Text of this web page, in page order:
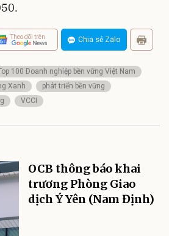
Theo dõi trên Chia sẻ Zalo
100 Doanh nghiệp bền vững Việt Nam
Xanh
phát triển bền vững
VCCI
OCB thông báo khai
trương Phòng Giao
dịch Ý Yên (Nam Định)